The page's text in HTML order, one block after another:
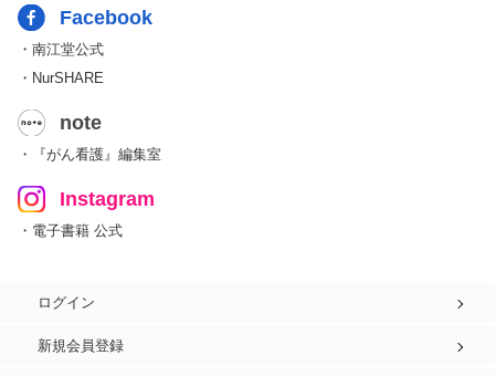
Facebook
・南江堂公式
・NurSHARE
note
・『がん看護』編集室
Instagram
・電子書籍 公式
ログイン
新規会員登録